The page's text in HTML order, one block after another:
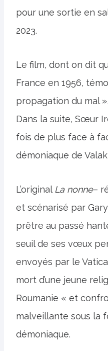
pour une sortie en
2023.
Le film, dont on dit
France en 1956,
propagation du mal
Dans la suite, Sœur
fois de plus face à
démoniaque de Valak
L’original La nonne–
et scénarisé par
prêtre au passé
seuil de ses vœux
envoyés par le
mort d’une jeune
Roumanie « et
malveillante sous la
démoniaque.